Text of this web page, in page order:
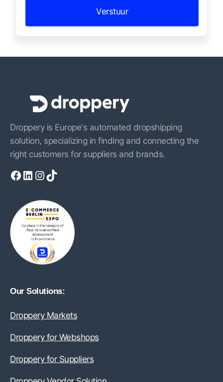
Droppery is Europe's automated dropshipping
solution, specializing in finding and connecting the
right customers for suppliers and brands.
Facebook LinkedIn InstagramTikTok
Our Solutions:
Droppery Markets
Droppery for Webshops
Droppery for Suppliers